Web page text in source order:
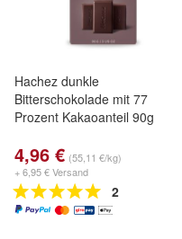
Hachez dunkle
Bitterschokolade mit 77
Prozent Kakaoanteil 90g
4,96 € (55,11 €/kg)
+ 6,95 € Versand
2